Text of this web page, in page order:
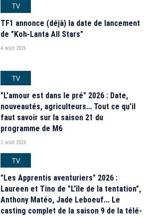
TV
TF1 annonce (déjà) la date de lancement
de "Koh-Lanta All Stars"
4 août 2026
TV
"L'amour est dans le pré" 2026 : Date,
nouveautés, agriculteurs… Tout ce qu'il
faut savoir sur la saison 21 du
programme de M6
2 août 2026
TV
"Les Apprentis aventuriers" 2026 :
Laureen et Tino de "L'île de la tentation",
Anthony Matéo, Jade Leboeuf... Le
casting complet de la saison 9 de la télé-